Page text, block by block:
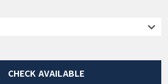
CHECK AVAILABLE